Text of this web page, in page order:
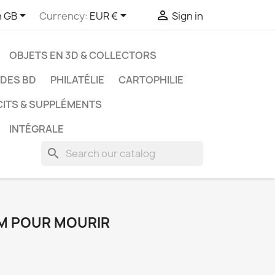
GB Currency: EUR €  Sign in
OBJETS EN 3D & COLLECTORS
BD PHILATÉLIE
CARTOPHILIE
& SUPPLÉMENTS
INTÉGRALE
search
POUR MOURIR